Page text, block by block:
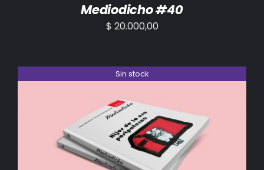
Mediodicho #40
$ 20.000,00
Sin stock
DETALLES